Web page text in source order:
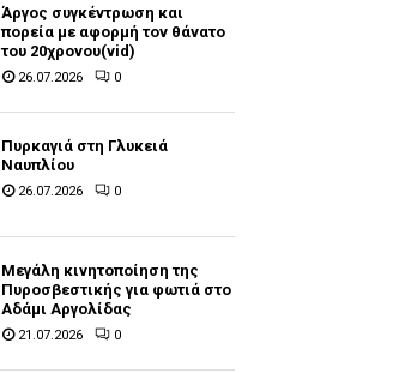
Άργος συγκέντρωση και
πορεία με αφορμή τον θάνατο
του 20χρονου(vid)
26.07.2026 0
Πυρκαγιά στη Γλυκειά
Ναυπλίου
26.07.2026 0
Μεγάλη κινητοποίηση της
Πυροσβεστικής για φωτιά στο
Αδάμι Αργολίδας
21.07.2026 0